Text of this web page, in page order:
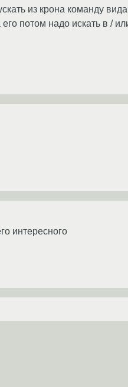
из крона команду
потом надо искать в /
интересного